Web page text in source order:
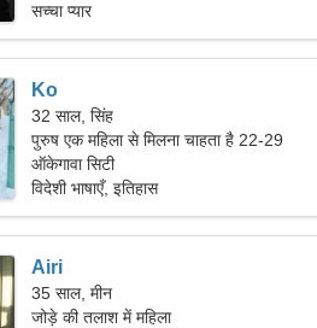
सच्चा प्यार
Ko
32 साल, सिंह
पुरुष एक महिला से मिलना चाहता है 22-29
ऑकेगावा सिटी
विदेशी भाषाएँ, इतिहास
Airi
35 साल, मीन
जोड़े की तलाश में महिला